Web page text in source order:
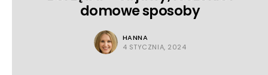
domowe sposoby
HANNA
4 STYCZNIA, 2024